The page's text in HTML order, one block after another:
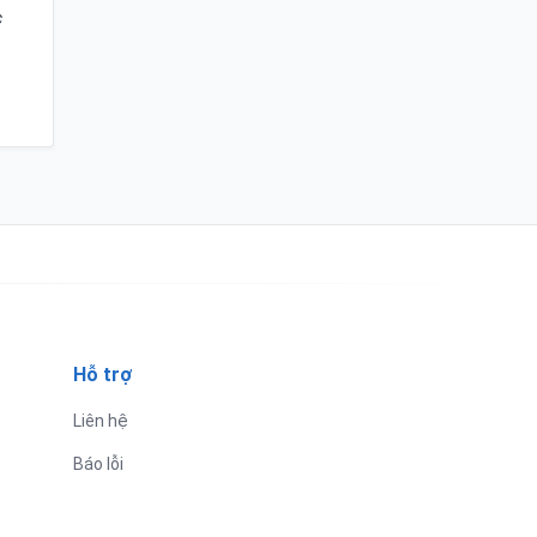
Hỗ trợ
Liên hệ
Báo lỗi